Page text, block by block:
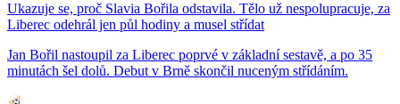
Ukazuje se, proč Slavia Bořila odstavila. Tělo už nespolupracuje, za
Liberec odehrál jen půl hodiny a musel střídat
Jan Bořil nastoupil za Liberec poprvé v základní sestavě, a po 35
minutách šel dolů. Debut v Brně skončil nuceným střídáním.